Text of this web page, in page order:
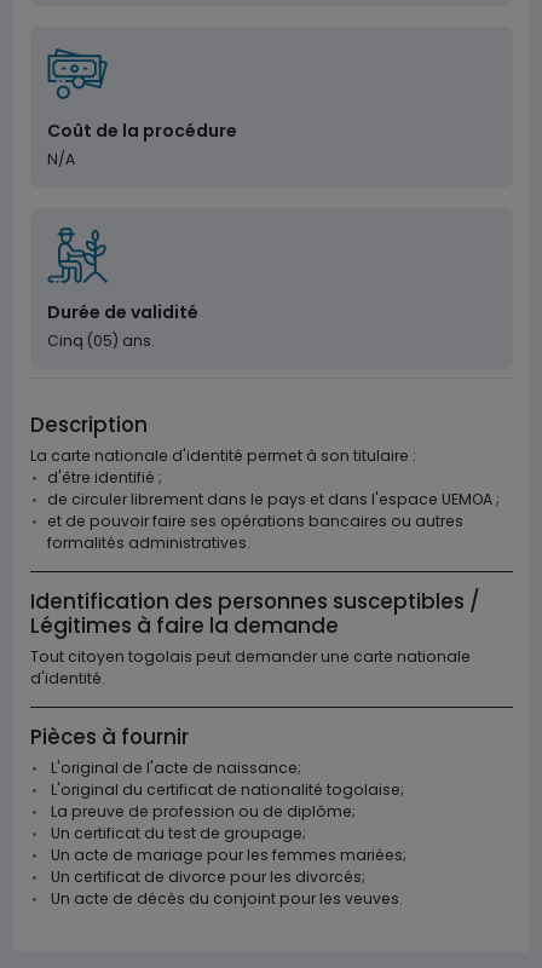
Coût de la procédure
N/A
Durée de validité
Cinq (05) ans.
Description
La carte nationale d'identité permet à son titulaire :
d'être identifié ;
de circuler librement dans le pays et dans l'espace UEMOA ;
et de pouvoir faire ses opérations bancaires ou autres
formalités administratives.
Identification des personnes susceptibles /
Légitimes à faire la demande
Tout citoyen togolais peut demander une carte nationale
d'identité.
Pièces à fournir
L'original de l'acte de naissance;
L'original du certificat de nationalité togolaise;
La preuve de profession ou de diplôme;
Un certificat du test de groupage;
Un acte de mariage pour les femmes mariées;
Un certificat de divorce pour les divorcés;
Un acte de décès du conjoint pour les veuves.